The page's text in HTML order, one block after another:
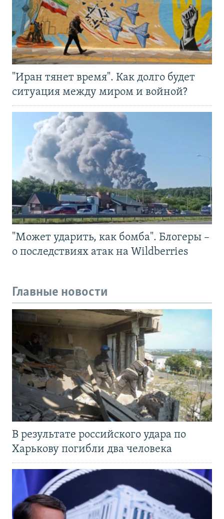
"Иран тянет время". Как долго будет
ситуация между миром и войной?
"Может ударить, как бомба". Блогеры –
о последствиях атак на Wildberries
Главные новости
В результате российского удара по
Харькову погибли два человека